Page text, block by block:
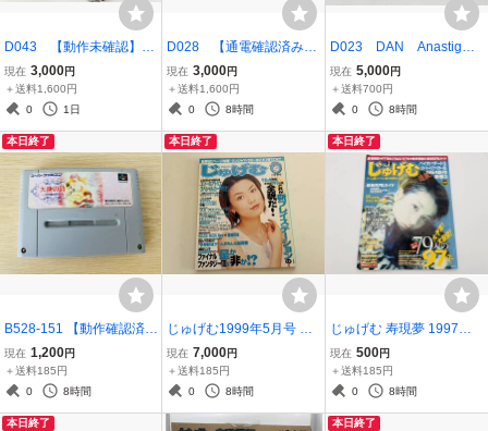
D043 【動作未確認】F
N006570 ここひえ R4
茶箱 2個セット 卓上
冷風扇 卓上クーラー 扇風
量
現在 3,000円
＋送料1,600円
0
1日
D028 【通電確認済み】
DSP1024P エフェクタ
ー
現在 3,000円
＋送料1,600円
0
8時間
D023 DAN Anastigmat
1：45 40㎜
現在 5,000円
＋送料700円
0
8時間
本日終了
B528-151 【動作確認済
み】 天使の詩 白き翼の祈
り スーパーファミコン SF
C
現在 1,200円
＋送料185円
0
8時間
本日終了
じゅげむ1999年5月号 小
嶺麗奈 付録あり カード付
き
現在 7,000円
＋送料185円
0
8時間
本日終了
じゅげむ 寿現夢 1997年 2
月号 ゲーム雑誌
現在 500円
＋送料185円
0
8時間
本日終了 本日終了